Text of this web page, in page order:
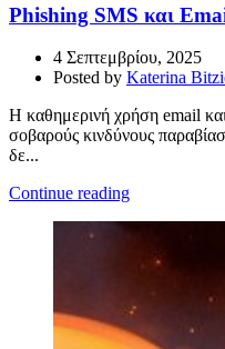
Phishing SMS και
4 Σεπτεμβρίου, 2025
Posted by Katerina
Η καθημερινή χρήση email
σοβαρούς κινδύνους
δε...
Continue reading